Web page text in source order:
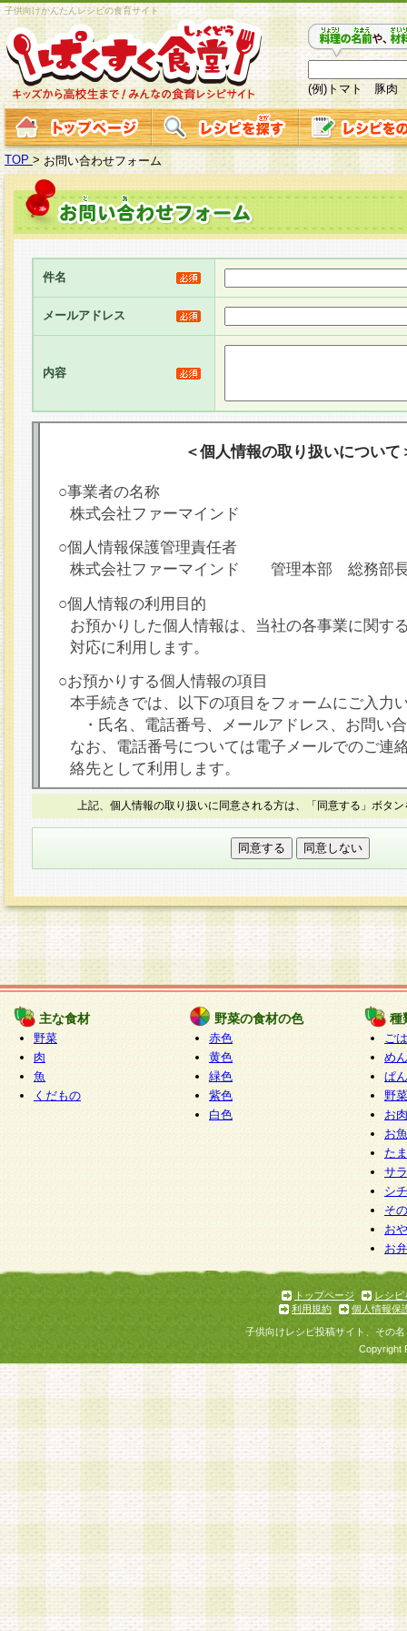
子供向けかんたんレシピの食育サイト
(例)トマト 豚肉
TOP > お問い合わせフォーム
件名
メールアドレス
内容
＜個人情報の取り扱いについて
○事業者の名称
株式会社ファーマインド
○個人情報保護管理責任者
株式会社ファーマインド 管理本部 総務部
○個人情報の利用目的
お預かりした個人情報は、当社の各事業に関す
対応に利用します。
○お預かりする個人情報の項目
本手続きでは、以下の項目をフォームにご入力
・氏名、電話番号、メールアドレス、お問い
なお、電話番号については電子メールでのご連
絡先として利用します。
○本人が容易に認識できない方法による個人情報
本フォームでは、セッション管理のためCookie
○個人情報の第三者提供について
力いただく個人情報は第三者に提供しません。
○個人情報の委託について
個人情報の取り扱いを外部に委託する場合は、
情報管理基準を満たす企業を選定して委託を行
が行われるよう監督します。
○開示対象個人情報の開示等および問い合わせ窓口
本人からの求めにより、当社が本件により取得
報の利用目的の通知・開示・内容の訂正・追加
停止・消去及び第三者への提供の禁止（以下、
といいます。）に応じます。
開示等に応じる窓口は以下になります。
ぱくすく食堂個人情報お客様相談窓口 paku-
m
個人情報を与えることは任意ですが、個人情報
意をいただけない場合には、当社のサービスの
お問い合わせ・ご相談への対応ができない場合
上記、個人情報の取り扱いに同意される方は、「同意する」ボタ
主な食材
野菜
肉
魚
くだもの
野菜の食材の色
赤色
黄色
緑色
紫色
白色
種
ご
めん
ぱん
野
お
お
た
サ
シ
そ
お
お
トップページ
レシピ
利用規約
個人情報保
子供向けレシピ投稿サイト、その
Copyright